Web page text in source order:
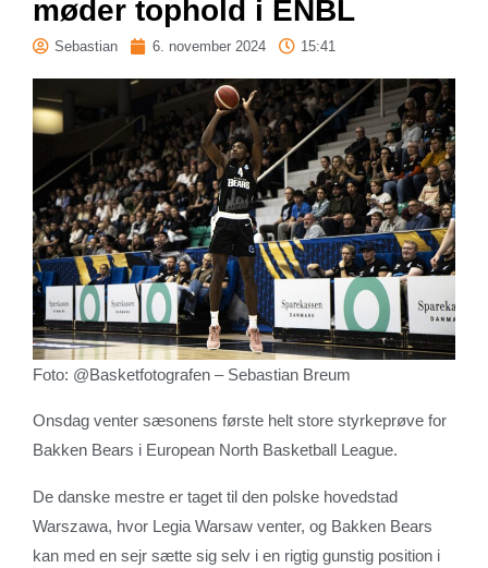
møder tophold i ENBL
Sebastian 6. november 2024 15:41
Foto: @Basketfotografen – Sebastian Breum
Onsdag venter sæsonens første helt store styrkeprøve for
Bakken Bears i European North Basketball League.
De danske mestre er taget til den polske hovedstad
Warszawa, hvor Legia Warsaw venter, og Bakken Bears
kan med en sejr sætte sig selv i en rigtig gunstig position i